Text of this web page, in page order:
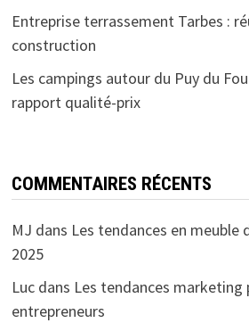
Entreprise terrassement Tarbes :
construction
Les campings autour du Puy du
rapport qualité-prix
COMMENTAIRES RÉCENTS
MJ dans Les tendances en meuble
2025
Lucdans Les tendances marketing
entrepreneurs